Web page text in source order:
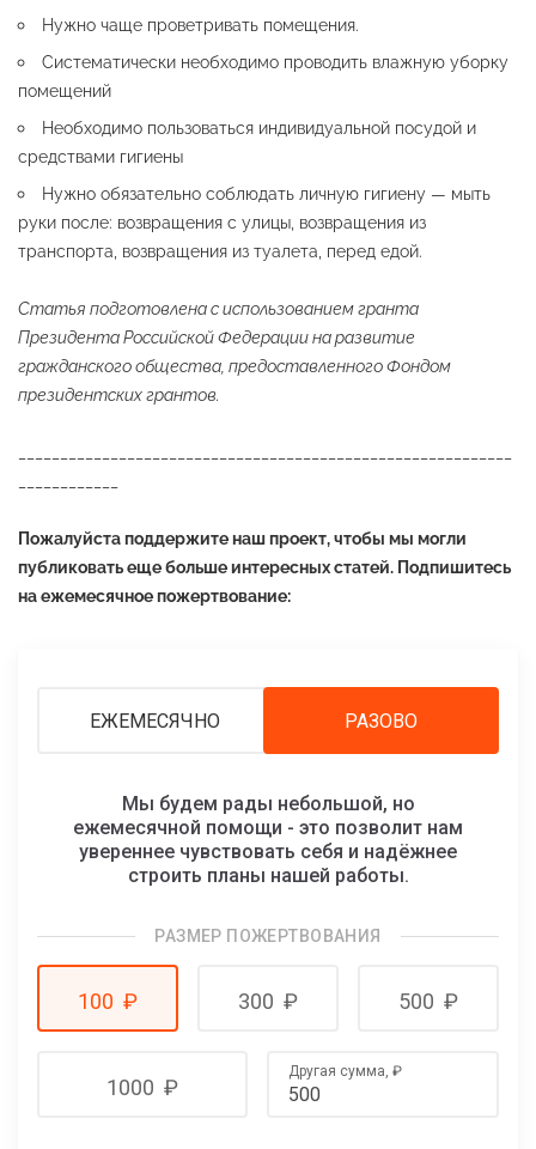
Нужно чаще проветривать помещения.
Систематически необходимо проводить влажную уборку
помещений
Необходимо пользоваться индивидуальной посудой и
средствами гигиены
Нужно обязательно соблюдать личную гигиену — мыть
руки после: возвращения с улицы, возвращения из
транспорта, возвращения из туалета, перед едой.
Статья подготовлена с использованием гранта
Президента Российской Федерации на развитие
гражданского общества, предоставленного Фондом
президентских грантов.
Пожалуйста поддержите наш проект, чтобы мы могли
публиковать еще больше интересных статей. Подпишитесь
на ежемесячное пожертвование:
ЕЖЕМЕСЯЧНО РАЗОВО
Мы будем рады небольшой, но
ежемесячной помощи - это позволит нам
увереннее чувствовать себя и надёжнее
строить планы нашей работы.
РАЗМЕР ПОЖЕРТВОВАНИЯ
100 ₽ 300 ₽ 500 ₽
1000 ₽
Другая сумма, ₽